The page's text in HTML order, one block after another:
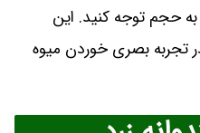
حجم توجه کنید. این
تجربه بصری خوردن میوه